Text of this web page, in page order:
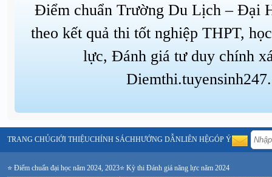
Điểm chuẩn Trường Du Lịch – Đại
theo kết quả thi tốt nghiệp THPT,
lực, Đánh giá tư duy chính
TRANG CHỦGIỚI THIỆUCHÍNH SÁCHHƯỚNG DẪNLIÊN HỆGÓP Ý
⭐ Điểm chuẩn đại học năm 2024, 2023⭐ Kỳ thi Đánh giá năng lực năm 2024